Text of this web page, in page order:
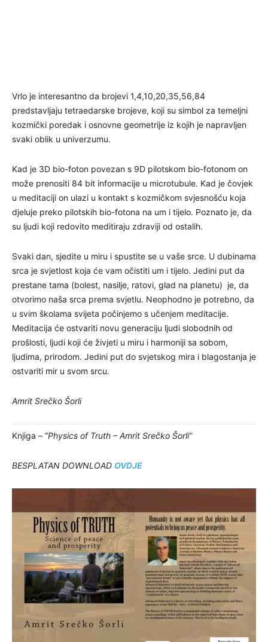
Vrlo je interesantno da brojevi 1,4,10,20,35,56,84
predstavljaju tetraedarske brojeve, koji su simbol za temeljni
kozmički poredak i osnovne geometrije iz kojih je napravljen
svaki oblik u univerzumu.
Kad je 3D bio-foton povezan s 9D pilotskom bio-fotonom on
može prenositi 84 bit informacije u microtubule. Kad je čovjek
u meditaciji on ulazi u kontakt s kozmičkom svjesnošću koja
djeluje preko pilotskih bio-fotona na um i tijelo. Poznato je, da
su ljudi koji redovito meditiraju zdraviji od ostalih.
Svaki dan, sjedite u miru i spustite se u vaše srce. U dubinama
srca je svjetlost koja će vam očistiti um i tijelo. Jedini put da
prestane tama (bolest, nasilje, ratovi, glad na planetu) je, da
otvorimo naša srca prema svjetlu. Neophodno je potrebno, da
u svim školama svijeta počinjemo s učenjem meditacije.
Meditacija će ostvariti novu generaciju ljudi slobodnih od
prošlosti, ljudi koji će živjeti u miru i harmoniji sa sobom,
ljudima, prirodom. Jedini put do svjetskog mira i blagostanja je
ostvariti mir u svom srcu.
Amrit Srečko Šorli
Knjiga – “Physics of Truth – Amrit Srečko Šorli”
BESPLATAN DOWNLOAD OVDJE